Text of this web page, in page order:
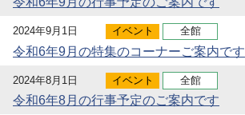
2024年9月1日 イベント 全館
令和6年9月の特集のコーナーご案内です
2024年8月1日 イベント 全館
令和6年8月の行事予定のご案内です